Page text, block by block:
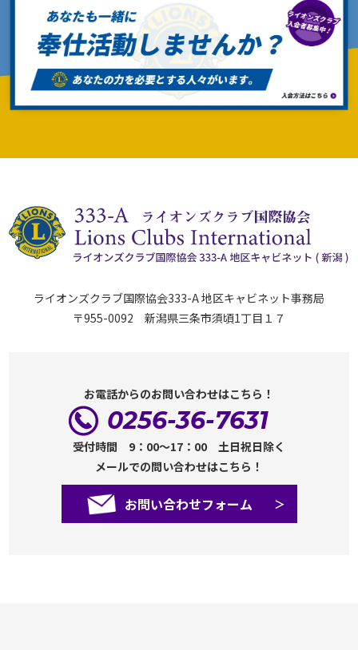
ライオンズクラブ国際協会333-A 地区キャビネット事務局
〒955-0092 新潟県三条市須頃1丁目１７
お電話からのお問い合わせはこちら！
0256-36-7631
受付時間 9：00～17：00 土日祝日除く
メールでの問い合わせはこちら！
お問い合わせフォーム